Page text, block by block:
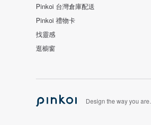
Pinkoi 台灣倉庫配送
Pinkoi 禮物卡
找靈感
逛櫥窗
Design the way you are.